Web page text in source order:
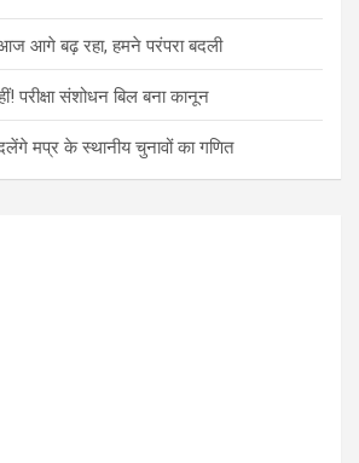
आगे बढ़ रहा, हमने परंपरा बदली
परीक्षा संशोधन बिल बना कानून
मप्र के स्थानीय चुनावों का गणित